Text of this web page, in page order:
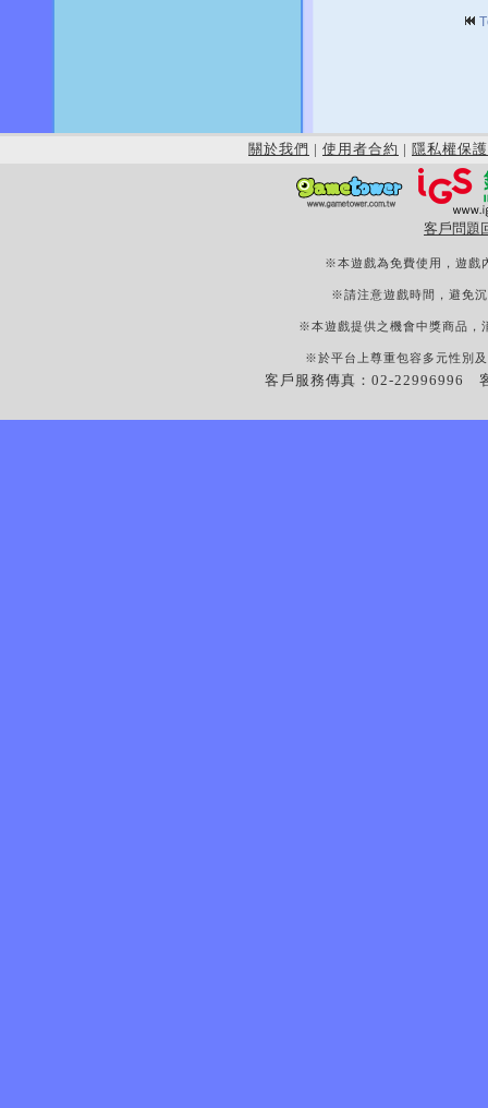
關於我們 | 使用者合約 | 隱私權保護
客戶問題
※本遊戲為免費使用，遊戲
※請注意遊戲時間，避免
※本遊戲提供之機會中獎商品，
※於平台上尊重包容多元性別
客戶服務傳真：02-22996996